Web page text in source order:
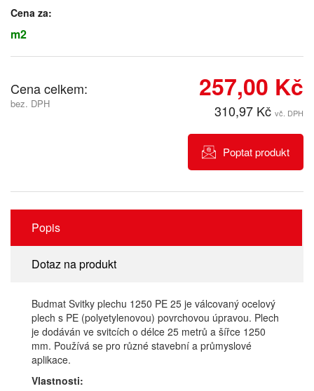
Cena za:
m2
Cena celkem:
bez. DPH
257,00 Kč
310,97 Kč vč. DPH
Poptat produkt
Popis
Dotaz na produkt
Budmat Svitky plechu 1250 PE 25 je válcovaný ocelový
plech s PE (polyetylenovou) povrchovou úpravou. Plech
je dodáván ve svitcích o délce 25 metrů a šířce 1250
mm. Používá se pro různé stavební a průmyslové
aplikace.
Vlastnosti: